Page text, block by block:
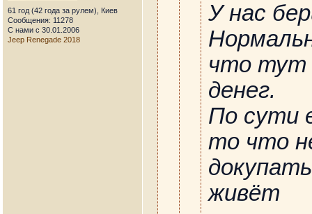
61 год (42 года за рулем), Киев
Сообщения: 11278
С нами с 30.01.2006
Jeep Renegade 2018
У нас
что тут
денег.
По сути
то что
живёт